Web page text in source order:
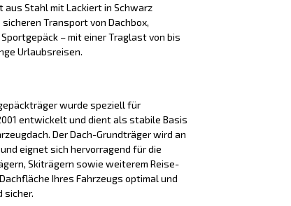
Stahl mit Lackiert in Schwarz
Transport von Dachbox,
– mit einer Traglast von bis
Urlaubsreisen.
wurde speziell für
entwickelt und dient als stabile Basis
Der Dach-Grundträger wird an
eignet sich hervorragend für die
Skiträgern sowie weiterem Reise-
Ihres Fahrzeugs optimal und
sicher.